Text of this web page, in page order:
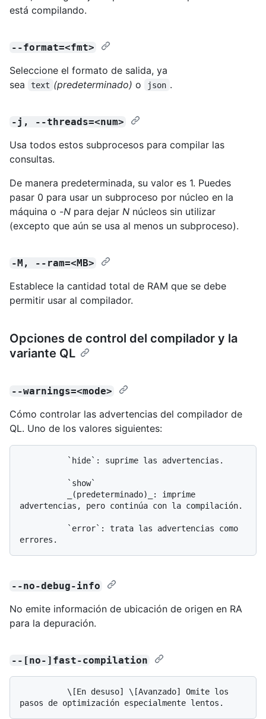
está compilando.
--format=<fmt>
Seleccione el formato de salida, ya
sea
text (predeterminado) o json .
-j, --threads=<num>
Usa todos estos subprocesos para compilar las
consultas.
De manera predeterminada, su valor es 1. Puedes
pasar 0 para usar un subproceso por núcleo en la
máquina o -N para dejar N núcleos sin utilizar
(excepto que aún se usa al menos un subproceso).
-M, --ram=<MB>
Establece la cantidad total de RAM que se debe
permitir usar al compilador.
Opciones de control del compilador y la
variante QL
--warnings=<mode>
Cómo controlar las advertencias del compilador de
QL. Uno de los valores siguientes:
advertencias, pero continúa con la compilación.
--no-debug-info
No emite información de ubicación de origen en RA
para la depuración.
--[no-]fast-compilation